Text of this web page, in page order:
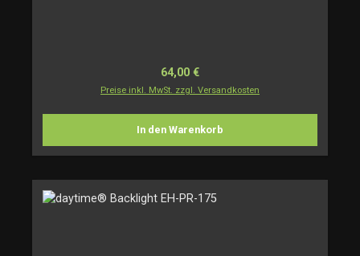
Regulärer Preis:
64,00 €
Preise inkl. MwSt. zzgl. Versandkosten
In den Warenkorb